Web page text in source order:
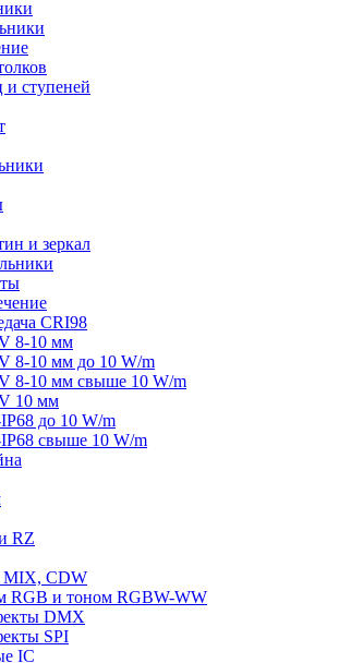
и ступеней
и зеркал
CRI98
8-10 мм
8-10 мм до 10 W/m
8-10 мм свыше 10 W/m
10 мм
до 10 W/m
свыше 10 W/m
RZ
MIX, CDW
RGB и тоном RGBW-WW
DMX
SPI
IC